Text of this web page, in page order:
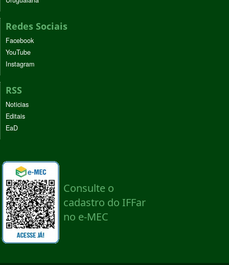
Redes Sociais
Facebook
YouTube
Instagram
RSS
Noticias
Editais
EaD